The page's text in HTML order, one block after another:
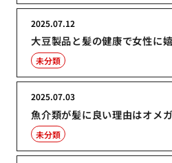
大豆製品と髪の健康で女性に
2025.07.12
未分類
魚介類が髪に良い理由はオメ
2025.07.03
未分類